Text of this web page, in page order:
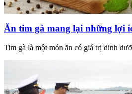
Ăn tim gà mang lại những lợi
Tim gà là một món ăn có giá trị dinh